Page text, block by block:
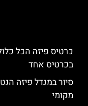
כרטיס פיזה הכל
בכרטיס אחד
סיור במגדל פיזה
מקומי